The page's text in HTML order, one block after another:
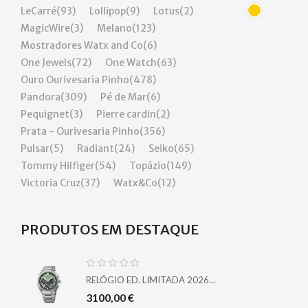
LeCarré(93) Lollipop(9) Lotus(2)
MagicWire(3) Melano(123)
Mostradores Watx and Co(6)
One Jewels(72) One Watch(63)
Ouro Ourivesaria Pinho(478)
Pandora(309) Pé de Mar(6)
Pequignet(3) Pierre cardin(2)
Prata - Ourivesaria Pinho(356)
Pulsar(5) Radiant(24) Seiko(65)
Tommy Hilfiger(54) Topázio(149)
Victoria Cruz(37) Watx&Co(12)
PRODUTOS EM DESTAQUE
RELÓGIO ED. LIMITADA 2026
ASTRON SEIKO
3100,00€